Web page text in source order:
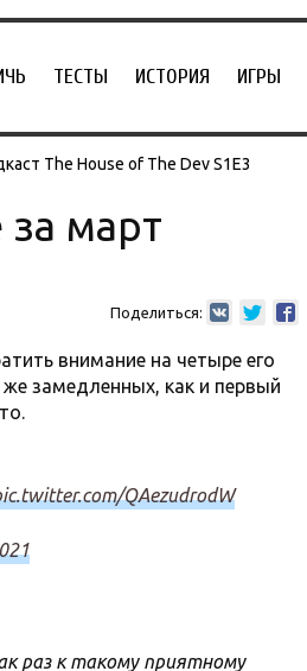
ТЕСТЫ ИСТОРИЯ ИГРЫ
The House of The Dev S1E3
март
Поделиться:
внимание на четыре его
замедленных, как и первый
QAezudrodW
раз к такому приятному